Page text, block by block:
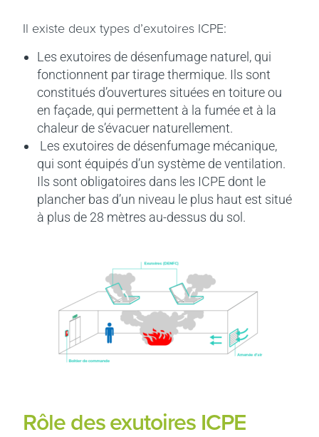
Il existe deux types d’exutoires ICPE:
Les exutoires de désenfumage naturel, qui
fonctionnent par tirage thermique. Ils sont
constitués d’ouvertures situées en toiture ou
en façade, qui permettent à la fumée et à la
chaleur de s’évacuer naturellement.
Les exutoires de désenfumage mécanique,
qui sont équipés d’un système de ventilation.
Ils sont obligatoires dans les ICPE dont le
plancher bas d’un niveau le plus haut est situé
à plus de 28 mètres au-dessus du sol.
Rôle des exutoires ICPE